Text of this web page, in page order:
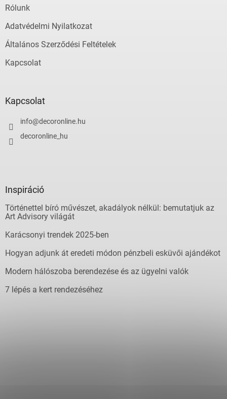
Rólunk
Adatvédelmi Nyilatkozat
Általános Szerződési Feltételek
Kapcsolat
Kapcsolat
info@decoronline.hu
decoronline_hu
Inspiráció
Történettel bíró művészet, akadályok nélkül: bemutatjuk az
Art Advisory világát
Karácsonyi trendek 2025-ben
Hogyan adjunk át eredeti módon pénzbeli esküvői ajándékot
Modern hálószoba berendezése és az ügyelni valók
7 lépés a kert rendezéséhez